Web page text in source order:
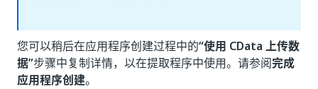
您可以稍后在应用程序创建过程中的“使用 CData 上传数
据”步骤中复制详情，以在提取程序中使用。请参阅完成
应用程序创建。